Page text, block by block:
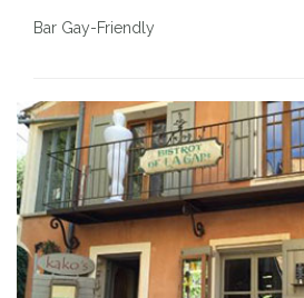
Bar Gay-Friendly